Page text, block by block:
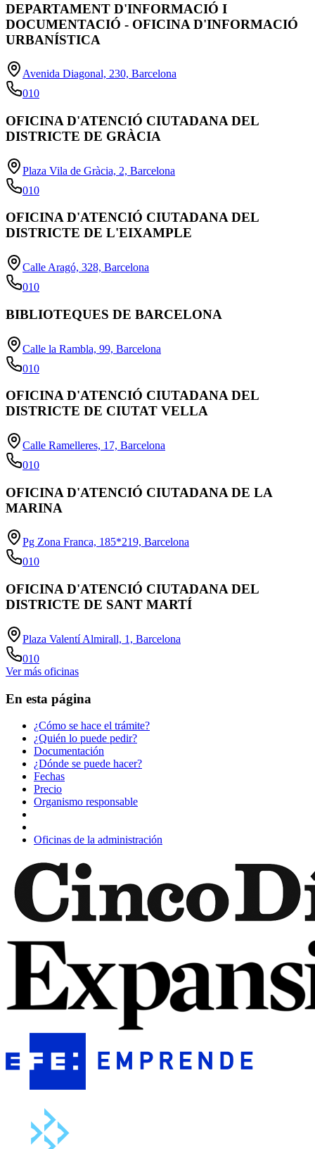
DEPARTAMENT D'INFORMACIÓ I
DOCUMENTACIÓ - OFICINA D'INFORMACIÓ
URBANÍSTICA
Avenida Diagonal, 230, Barcelona
010
OFICINA D'ATENCIÓ CIUTADANA DEL
DISTRICTE DE GRÀCIA
Plaza Vila de Gràcia, 2, Barcelona
010
OFICINA D'ATENCIÓ CIUTADANA DEL
DISTRICTE DE L'EIXAMPLE
Calle Aragó, 328, Barcelona
010
BIBLIOTEQUES DE BARCELONA
Calle la Rambla, 99, Barcelona
010
OFICINA D'ATENCIÓ CIUTADANA DEL
DISTRICTE DE CIUTAT VELLA
Calle Ramelleres, 17, Barcelona
010
OFICINA D'ATENCIÓ CIUTADANA DE LA
MARINA
Pg Zona Franca, 185*219, Barcelona
010
OFICINA D'ATENCIÓ CIUTADANA DEL
DISTRICTE DE SANT MARTÍ
Plaza Valentí Almirall, 1, Barcelona
010
Ver más oficinas
En esta página
¿Cómo se hace el trámite?
¿Quién lo puede pedir?
Documentación
¿Dónde se puede hacer?
Fechas
Precio
Organismo responsable
Oficinas de la administración